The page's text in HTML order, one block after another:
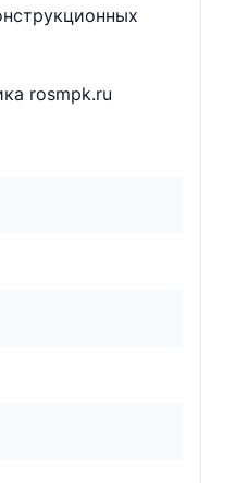
rosmpk.ru